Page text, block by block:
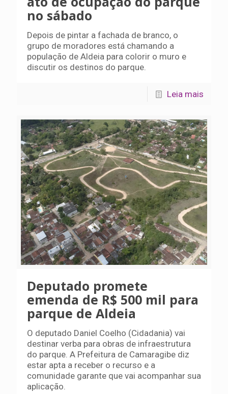
no sábado
Depois de pintar a fachada de branco, o
grupo de moradores está chamando a
população de Aldeia para colorir o muro e
discutir os destinos do parque.
Leia mais
Deputado promete
emenda de R$ 500 mil para
parque de Aldeia
O deputado Daniel Coelho (Cidadania) vai
destinar verba para obras de infraestrutura
do parque. A Prefeitura de Camaragibe diz
estar apta a receber o recurso e a
comunidade garante que vai acompanhar sua
aplicação.